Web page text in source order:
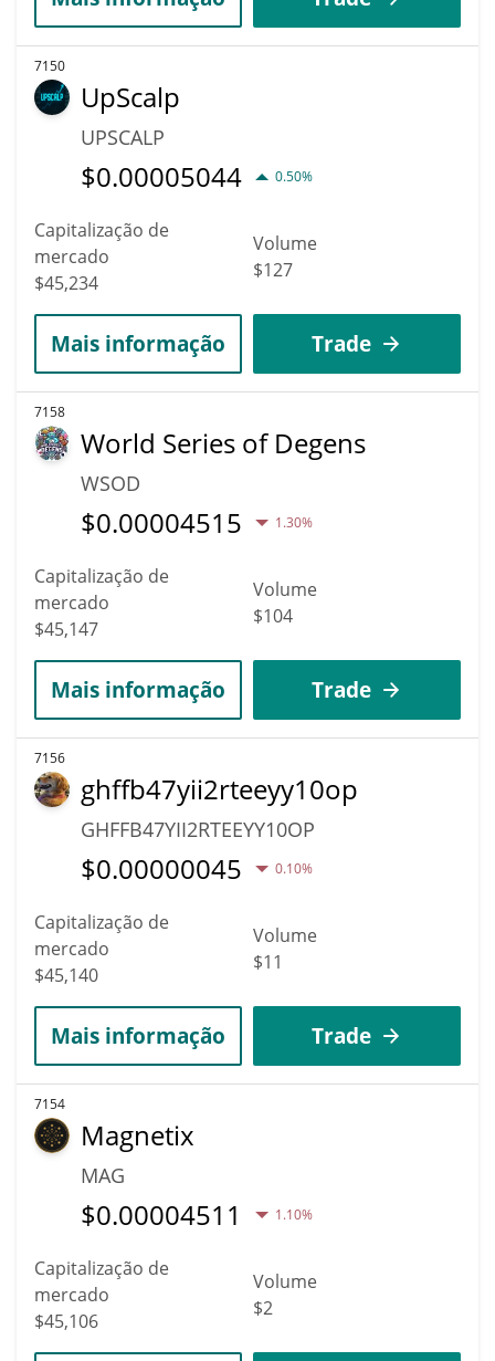
7150
UpScalp
UPSCALP
$0.00005044 0.50%
Capitalização de
mercado
$45,234
Volume
$127
Mais informação Trade
7158
World Series of Degens
WSOD
$0.00004515 1.30%
Capitalização de
mercado
$45,147
Volume
$104
Mais informação Trade
7156
ghffb47yii2rteeyy10op
GHFFB47YII2RTEEYY10OP
$0.00000045 0.10%
Capitalização de
mercado
$45,140
Volume
$11
Mais informação Trade
7154
Magnetix
MAG
$0.00004511 1.10%
Capitalização de
mercado
$45,106
Volume
$2